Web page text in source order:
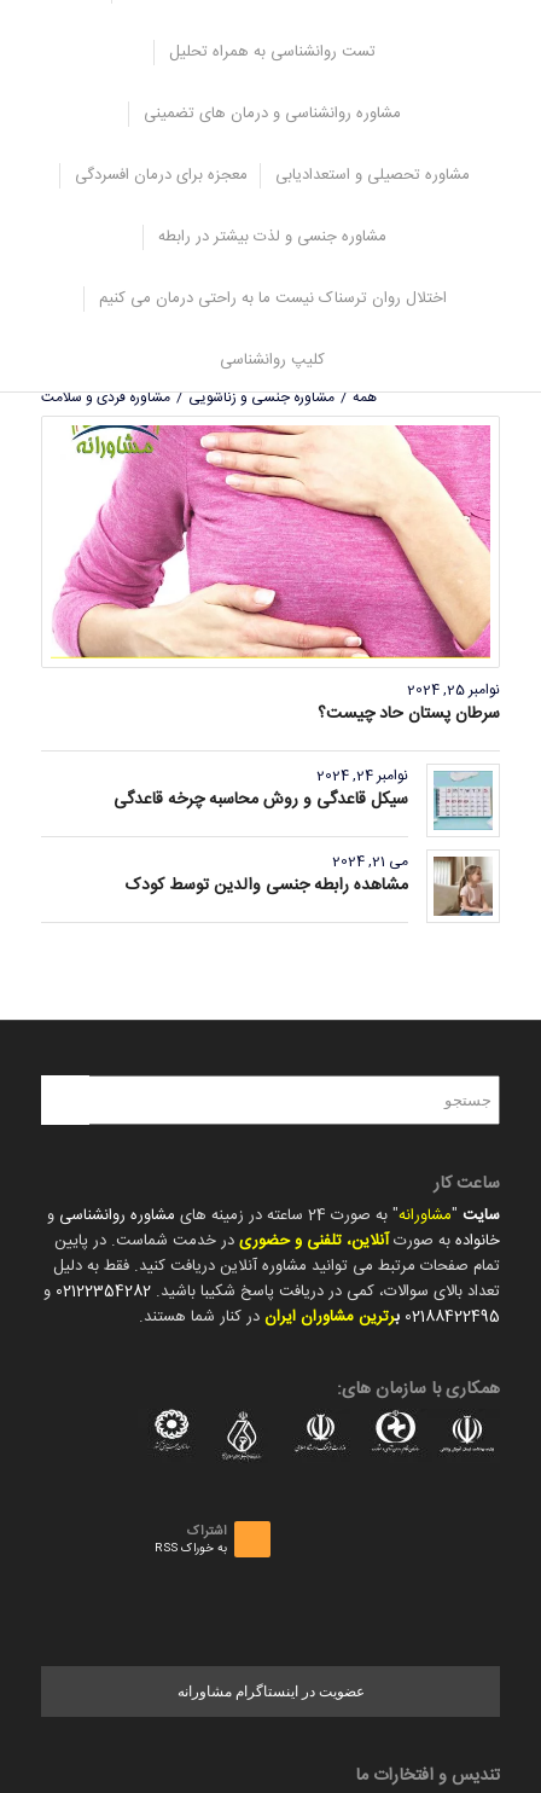
تست روانشناسی به همراه تحلیل
مشاوره روانشناسی و درمان های تضمینی
مشاوره تحصیلی و استعدادیابی معجزه برای درمان افسردگی
مشاوره جنسی و لذت بیشتر در رابطه
اختلال روان ترسناک نیست ما به راحتی درمان می کنیم
کلیپ روانشناسی
اختلال استرس پس از سانحه (PTSD) علائم و تمامی
روشهای درمانی
بدبینی و شکاکیت تا اختلالات روانی
همه / مشاوره جنسی و زناشویی / مشاوره فردی و سلامت
نوامبر 25, 2024
سرطان پستان حاد چیست؟
نوامبر 24, 2024
سیکل قاعدگی و روش محاسبه چرخه قاعدگی
می 21, 2024
مشاهده رابطه جنسی والدین توسط کودک
ساعت کار
سایت"مشاورانه" به صورت 24 ساعته در زمینه های مشاوره روانشناسی و
خانوادهبه صورتآنلاین، تلفنی و حضوریدر خدمت شماست. در پایین
تمام صفحات مرتبط می توانید مشاوره آنلاین دریافت کنید. فقط به دلیل
تعداد بالای سوالات، کمی در دریافت پاسخ شکیبا باشید. 02122354282 و
02188422495 برترین مشاوران ایراندر کنار شما هستند.
همکاری با سازمان های:
اشتراک
به خوراک RSS
عضویت در اینستاگرام مشاورانه
تندیس و افتخارات ما